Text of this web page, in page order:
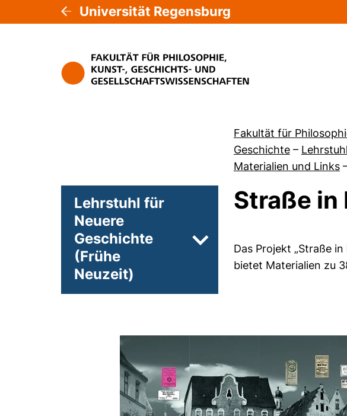
Universität Regensburg
Fakultät für
Geschichte –
Materialien und Links
Lehrstuhl für
Neuere
Geschichte
(Frühe
Neuzeit)
Unterseiten von Forschen
Straße in
Das Projekt „Straße
bietet Materialien zu